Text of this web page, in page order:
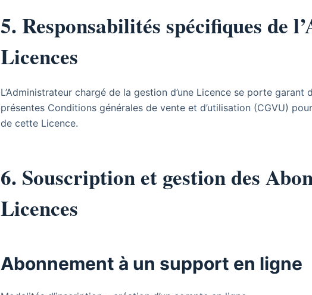
5. Responsabilités spécifiques de
Licences
L’Administrateur chargé de la gestion d’une Licence se porte garant
présentes Conditions générales de vente et d’utilisation (CGVU)
de cette Licence.
6. Souscription et gestion des
Licences
Abonnement à un support en ligne